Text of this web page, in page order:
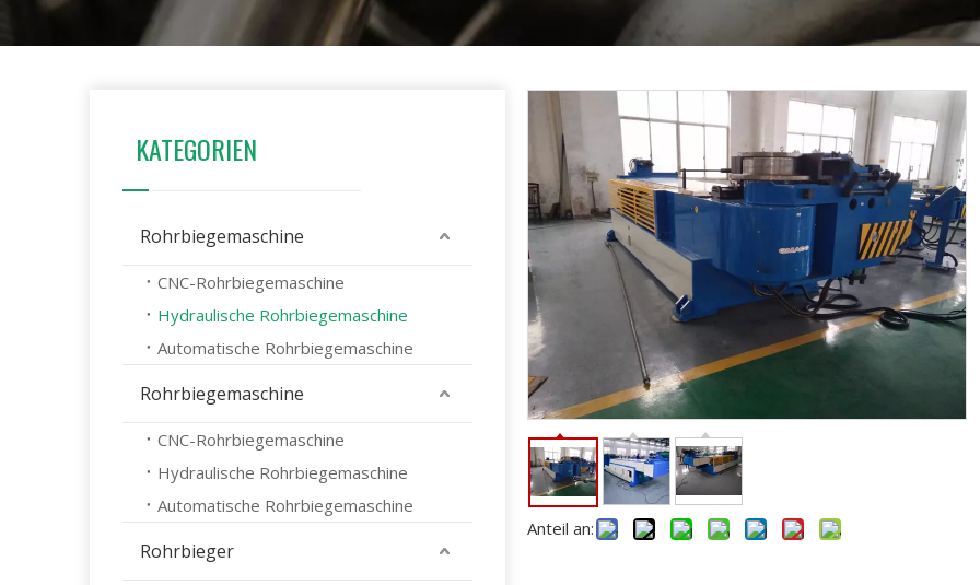
KATEGORIEN
Rohrbiegemaschine
CNC-Rohrbiegemaschine
Hydraulische Rohrbiegemaschine
Automatische Rohrbiegemaschine
Rohrbiegemaschine
CNC-Rohrbiegemaschine
Hydraulische Rohrbiegemaschine
Automatische Rohrbiegemaschine
Rohrbieger
Anteil an: